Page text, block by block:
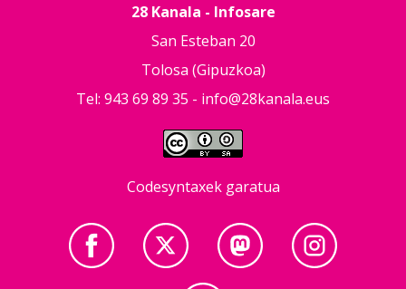
28 Kanala - Infosare
San Esteban 20
Tolosa (Gipuzkoa)
Tel: 943 69 89 35 - info@28kanala.eus
Codesyntaxek garatua